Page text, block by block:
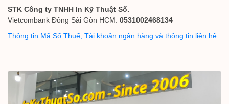
STK Công ty TNHH In Kỹ Thuật Số.
Vietcombank Đông Sài Gòn HCM: 0531002468134
Thông tin Mã Số Thuế, Tài khoản ngân hàng và thông tin liên hệ